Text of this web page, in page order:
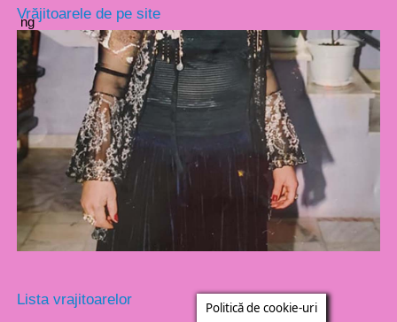
Vrăjitoarele de pe site
Lista vrajitoarelor
Politică de cookie-uri